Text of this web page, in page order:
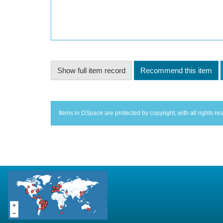
Show full item record Recommend this item
Items in DSpace are protected by copyright, with all rights